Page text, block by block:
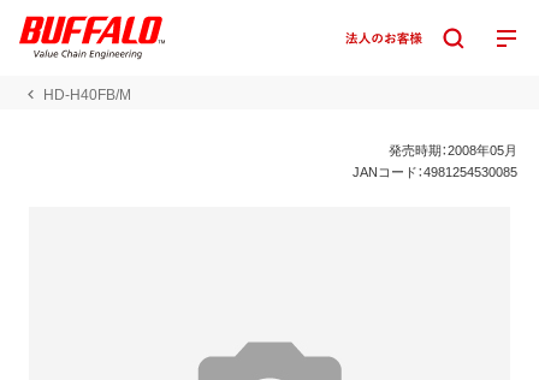
HD-H40FB/M
発売時期：2008年05月
JANコード：4981254530085